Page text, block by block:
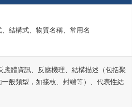
、結構式、物質名稱、常用名
應體資訊、反應機理、結構描述（包括聚
一般類型，如接枝、封端等）、代表性結